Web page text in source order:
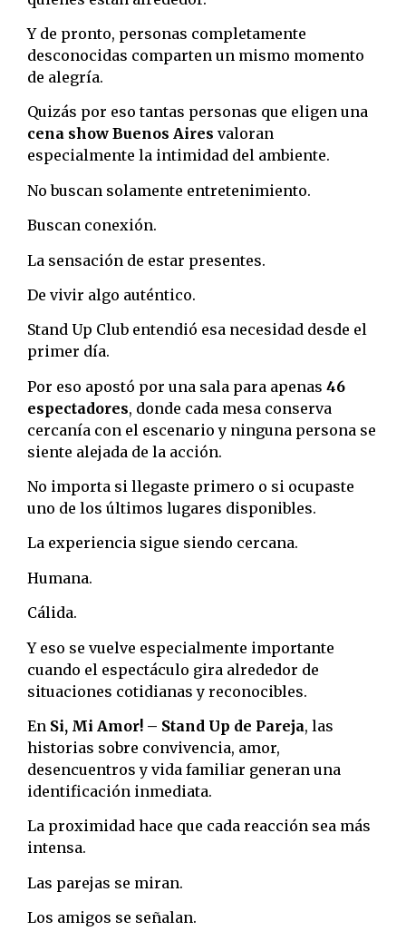
Y de pronto, personas completamente
desconocidas comparten un mismo momento
de alegría.
Quizás por eso tantas personas que eligen una
cena show Buenos Aires valoran
especialmente la intimidad del ambiente.
No buscan solamente entretenimiento.
Buscan conexión.
La sensación de estar presentes.
De vivir algo auténtico.
Stand Up Club entendió esa necesidad desde el
primer día.
Por eso apostó por una sala para apenas 46
espectadores, donde cada mesa conserva
cercanía con el escenario y ninguna persona se
siente alejada de la acción.
No importa si llegaste primero o si ocupaste
uno de los últimos lugares disponibles.
La experiencia sigue siendo cercana.
Humana.
Cálida.
Y eso se vuelve especialmente importante
cuando el espectáculo gira alrededor de
situaciones cotidianas y reconocibles.
En Si, Mi Amor! – Stand Up de Pareja, las
historias sobre convivencia, amor,
desencuentros y vida familiar generan una
identificación inmediata.
La proximidad hace que cada reacción sea más
intensa.
Las parejas se miran.
Los amigos se señalan.